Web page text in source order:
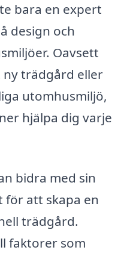
bara en expert
design och
Oavsett
trädgård eller
utomhusmiljö,
hjälpa dig varje
bidra med sin
för att skapa en
trädgård.
faktorer som